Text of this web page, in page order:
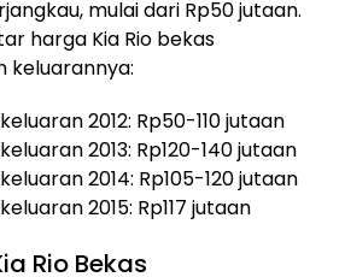
mulai dari Rp50 jutaan.
harga Kia Rio bekas
keluarannya:
2012: Rp50-110 jutaan
2013: Rp120-140 jutaan
2014: Rp105-120 jutaan
2015: Rp117 jutaan
Rio Bekas